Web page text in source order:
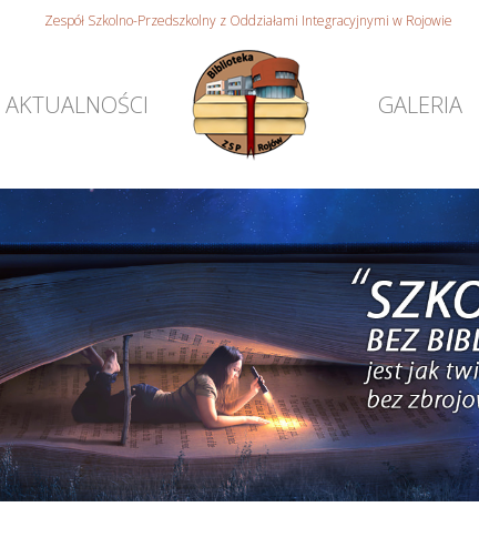
Zespół Szkolno-Przedszkolny z Oddziałami Integracyjnymi w Rojowie
AKTUALNOŚCI GALERIA